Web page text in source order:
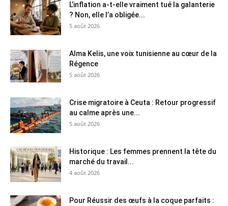
L’inflation a-t-elle vraiment tué la galanterie
? Non, elle l’a obligée...
5 août 2026
Alma Kelis, une voix tunisienne au cœur de la
Régence
5 août 2026
Crise migratoire à Ceuta : Retour progressif
au calme après une...
5 août 2026
Historique : Les femmes prennent la tête du
marché du travail...
4 août 2026
Pour Réussir des œufs à la coque parfaits :